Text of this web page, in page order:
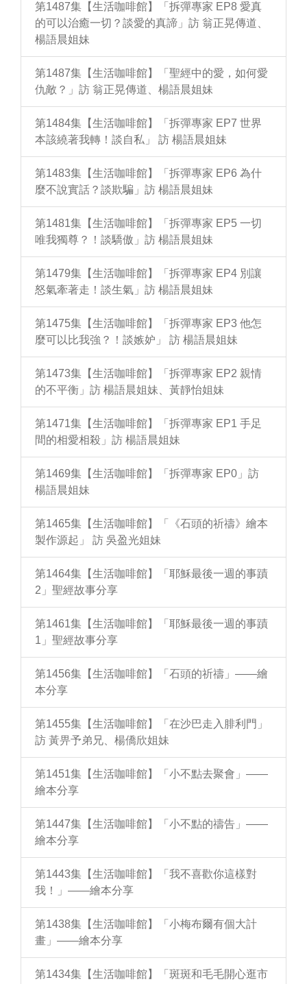
第1487集【生活咖啡館】「拆彈專家 EP8 愛真
的可以治癒一切？談愛的真諦」訪 翁正晃傳道、
楊語晨姐妹
第1487集【生活咖啡館】「聖經中的愛，如何愛
仇敵？」訪 翁正晃傳道、楊語晨姐妹
第1484集【生活咖啡館】「拆彈專家 EP7 世界
本該繞著我轉！談自私」 訪 楊語晨姐妹
第1483集【生活咖啡館】「拆彈專家 EP6 為什
麼不說實話？談欺騙」訪 楊語晨姐妹
第1481集【生活咖啡館】「拆彈專家 EP5 一切
唯我獨尊？！談驕傲」訪 楊語晨姐妹
第1479集【生活咖啡館】「拆彈專家 EP4 別讓
怒氣牽著走！談生氣」訪 楊語晨姐妹
第1475集【生活咖啡館】「拆彈專家 EP3 他怎
麼可以比我強？！談嫉妒」 訪 楊語晨姐妹
第1473集【生活咖啡館】「拆彈專家 EP2 親情
的不平衡」訪 楊語晨姐妹、黃靜怡姐妹
第1471集【生活咖啡館】「拆彈專家 EP1 手足
間的相愛相殺」訪 楊語晨姐妹
第1469集【生活咖啡館】「拆彈專家 EP0」訪
楊語晨姐妹
第1465集【生活咖啡館】「《石頭的祈禱》繪本
製作源起」 訪 吳盈光姐妹
第1464集【生活咖啡館】「耶穌最後一週的事蹟
2」聖經故事分享
第1461集【生活咖啡館】「耶穌最後一週的事蹟
1」聖經故事分享
第1456集【生活咖啡館】「石頭的祈禱」——繪
本分享
第1455集【生活咖啡館】「在沙巴走入腓利門」
訪 黃畀予弟兄、楊僑欣姐妹
第1451集【生活咖啡館】「小不點去聚會」——
繪本分享
第1447集【生活咖啡館】「小不點的禱告」——
繪本分享
第1443集【生活咖啡館】「我不喜歡你這樣對
我！」——繪本分享
第1438集【生活咖啡館】「小梅布爾有個大計
畫」——繪本分享
第1434集【生活咖啡館】「斑斑和毛毛開心逛市